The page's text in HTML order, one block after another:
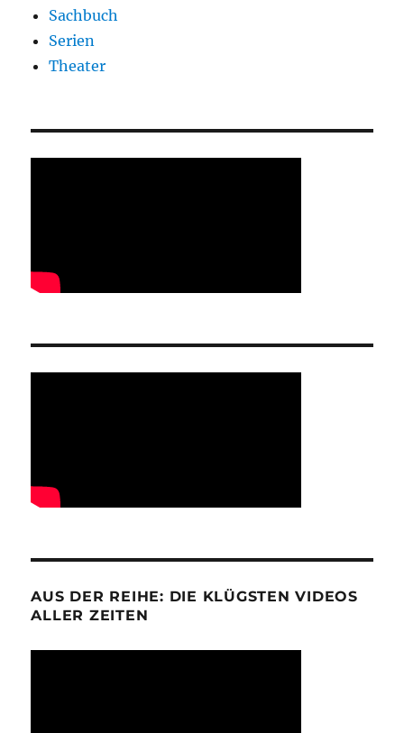
Sachbuch
Serien
Theater
AUS DER REIHE: DIE KLÜGSTEN VIDEOS
ALLER ZEITEN